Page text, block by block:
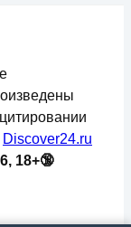
Discover24.ru
18+🔞